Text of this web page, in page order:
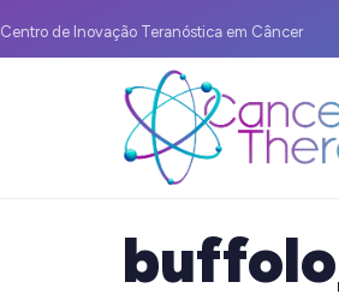
Centro de Inovação Teranóstica em Câncer